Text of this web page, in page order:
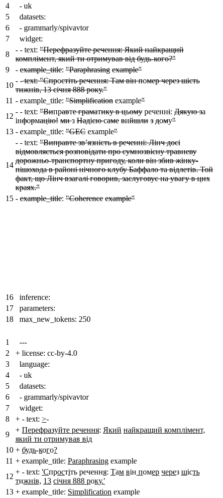
4
- uk
5
datasets:
6
- grammarly/spivavtor
7
widget:
8
- - text: "Перефразуйте речення: Який найкращий
комплiмент, який ти отримував вiд будь-кого?"
9
- example_title: "Paraphrasing example"
10
- -text: "Спростiть речення: Там він помер через шість
тижнів, 13 січня 888 року."
11 - example_title: "Simplification example"
12
- - text: "Виправте граматику в цьому реченнi: Дякую за
інформацію! миз Надієюсаме вийшли з дому"
13 - example_title: "GEC example"
14
- - text: "Виправте зв’язнiсть в реченнi: Лінч досі
відмовляється розповідати про сумнозвісну травневу
дорожньо-транспортну пригоду, коли він збив жінку-
пішохода в районі нічного клубу Баффало та відлетів. Той
факт, що Лінч взагалі говорив, заслуговує на увагу в цих
краях."
15 - example_title: "Coherence example"
16
inference:
17
parameters:
18
max_new_tokens: 250
1
---
2
+ license: cc-by-4.0
3
language:
4
- uk
5
datasets:
6
- grammarly/spivavtor
7
widget:
8
+ - text: >-
9
+ Перефразуйте речення: Який найкращий комплiмент,
який ти отримував вiд
10 + будь-кого?
11 + example_title: Paraphrasing example
12
+ - text: 'Спростiть речення: Там він помер через шість
тижнів, 13 січня 888 року.'
13 + example_title: Simplification example